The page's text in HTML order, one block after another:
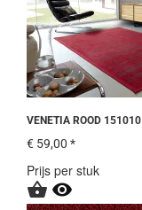
VENETIA ROOD 151010
€ 59,00 *
Prijs per stuk
 